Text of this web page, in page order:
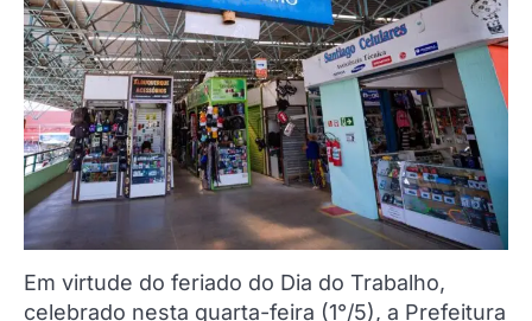
Em virtude do feriado do Dia do Trabalho,
celebrado nesta quarta-feira (1°/5), a Prefeitura